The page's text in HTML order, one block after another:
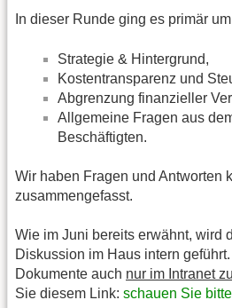
In dieser Runde ging es primär
Strategie & Hintergrund,
Kostentransparenz und
Abgrenzung finanzieller
Allgemeine Fragen aus
Beschäftigten.
Wir haben Fragen und Antworten
zusammengefasst.
Wie im Juni bereits erwähnt, wird
Diskussion im Haus intern
Dokumente auch nur im Intranet
Sie diesem Link: schauen Sie